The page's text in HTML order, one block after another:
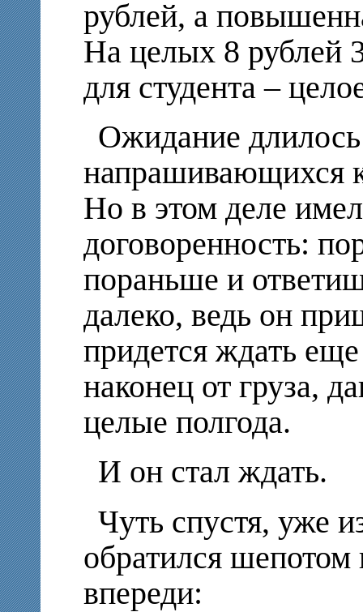
рублей, а
На целых 8 рублей
для студента –
Ожидание длилось
напрашивающихся
Но в этом деле
договоренность:
пораньше и
далеко, ведь он
придется ждать
наконец от груза,
целые полгода.
И он стал ждать.
Чуть спустя, уже
обратился
впереди: